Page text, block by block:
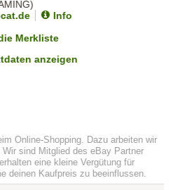
Info
Merkliste
anzeigen
Online-Shopping. Dazu arbeiten wir
sind Mitglied des eBay Partner
eine kleine Vergütung für
deinen Kaufpreis zu beeinflussen.